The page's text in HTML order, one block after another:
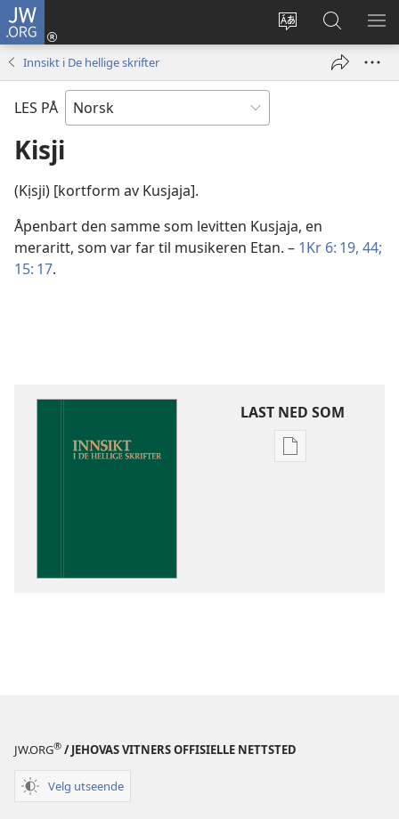
JW.ORG
Endre
Logg
inn
vindu)
Søk
på
JW.ORG
VIS
Innsikt i De hellige skrifter
LES PÅ
Kisji
(Kịsji) [kortform av Kusjaja].
Åpenbart den samme som levitten Kusjaja, en
meraritt, som var far til musikeren Etan. – 1Kr 6: 19, 44;
15: 17.
LAST NED SOM
JW.ORG® / JEHOVAS VITNERS OFFISIELLE NETTSTED
Velg utseende